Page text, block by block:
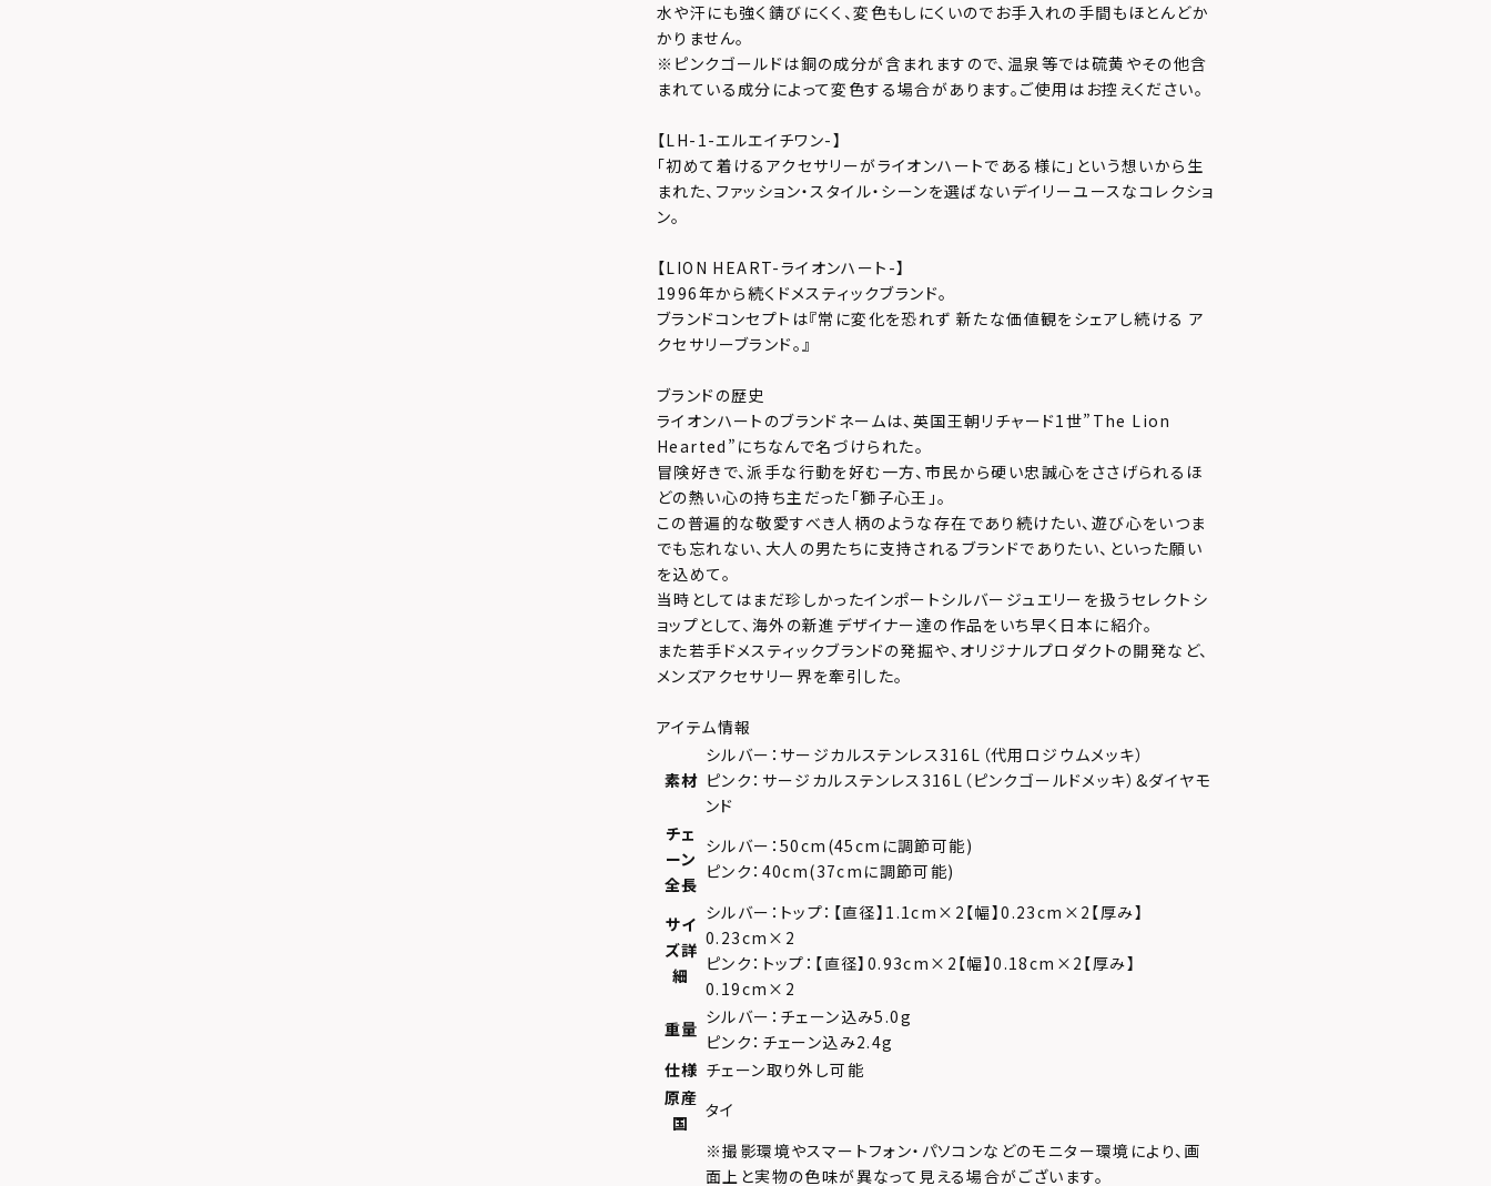
水や汗にも強く錆びにくく、変色もしにくいのでお手入れの手間もほとんどか
かりません。
※ピンクゴールドは銅の成分が含まれますので、温泉等では硫黄やその他含
まれている成分によって変色する場合があります。ご使用はお控えください。
【LH-1-エルエイチワン-】
「初めて着けるアクセサリーがライオンハートである様に」という想いから生
まれた、ファッション・スタイル・シーンを選ばないデイリーユースなコレクショ
ン。
【LION HEART-ライオンハート-】
1996年から続くドメスティックブランド。
ブランドコンセプトは『常に変化を恐れず 新たな価値観をシェアし続ける ア
クセサリーブランド。』
ブランドの歴史
ライオンハートのブランドネームは、英国王朝リチャード1世”The Lion
Hearted”にちなんで名づけられた。
冒険好きで、派手な行動を好む一方、市民から硬い忠誠心をささげられるほ
どの熱い心の持ち主だった「獅子心王」。
この普遍的な敬愛すべき人柄のような存在であり続けたい、遊び心をいつま
でも忘れない、大人の男たちに支持されるブランドでありたい、といった願い
を込めて。
当時としてはまだ珍しかったインポートシルバージュエリーを扱うセレクトシ
ョップとして、海外の新進デザイナー達の作品をいち早く日本に紹介。
また若手ドメスティックブランドの発掘や、オリジナルプロダクトの開発など、
メンズアクセサリー界を牽引した。
アイテム情報
素材
シルバー：サージカルステンレス316L（代用ロジウムメッキ）
ピンク：サージカルステンレス316L（ピンクゴールドメッキ）&ダイヤモ
ンド
チェ
ーン
全長
シルバー：50cm(45cmに調節可能)
ピンク：40cm(37cmに調節可能)
サイ
ズ詳
細
シルバー：トップ：【直径】1.1cm×2【幅】0.23cm×2【厚み】
0.23cm×2
ピンク：トップ：【直径】0.93cm×2【幅】0.18cm×2【厚み】
0.19cm×2
重量
シルバー：チェーン込み5.0g
ピンク：チェーン込み2.4g
仕様 チェーン取り外し可能
原産
国
タイ
※撮影環境やスマートフォン・パソコンなどのモニター環境により、画
面上と実物の色味が異なって見える場合がございます。